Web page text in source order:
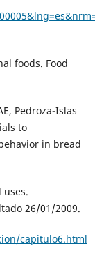
foods. Food
Pedroza-Islas
to
in bread
uses.
26/01/2009.
capitulo6.html